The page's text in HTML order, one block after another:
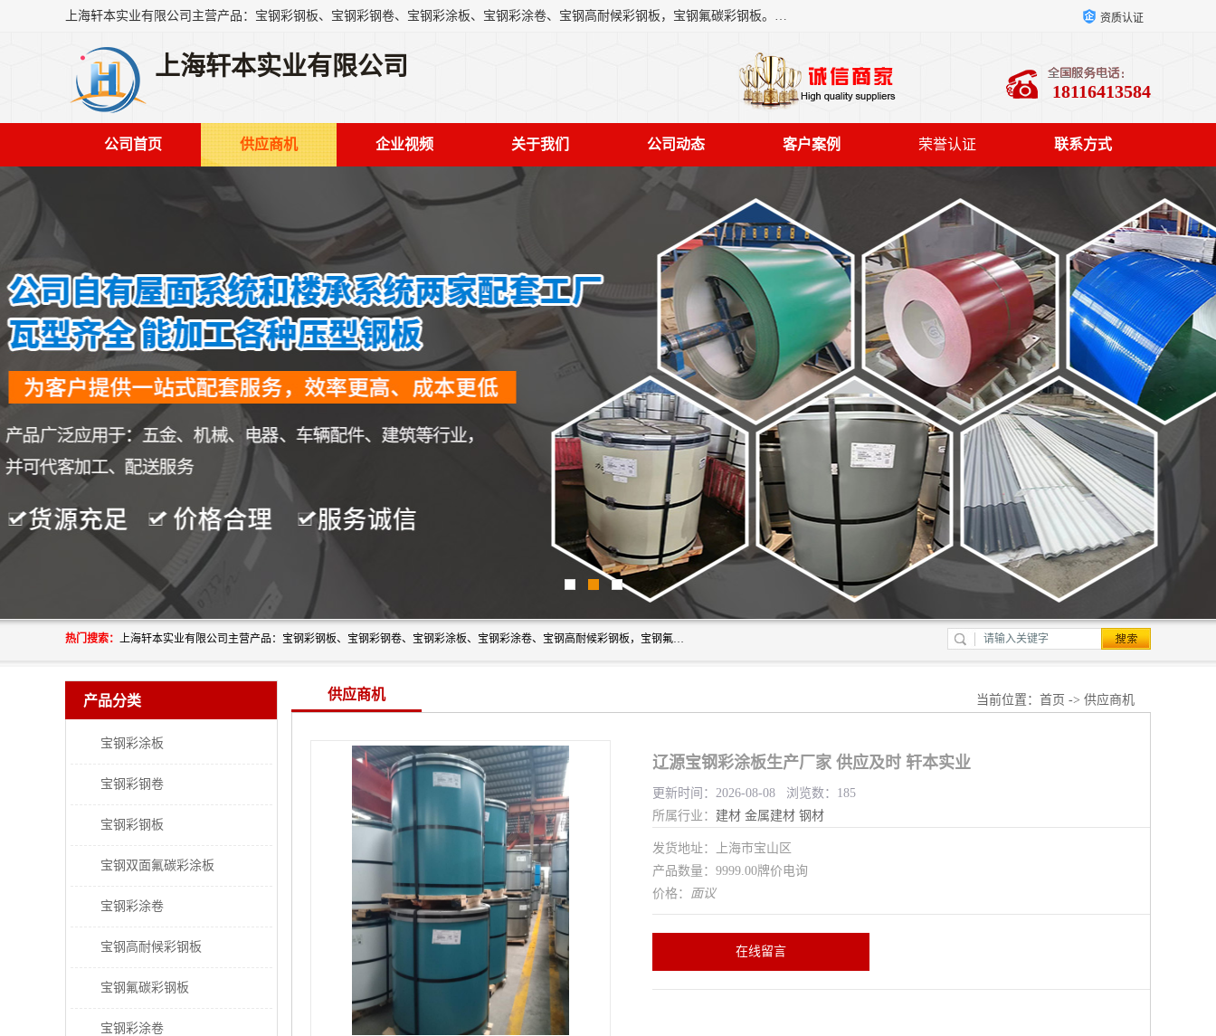
上海轩本实业有限公司主营产品：宝钢彩钢板、宝钢彩钢卷、宝钢彩涂板、宝钢彩涂卷、宝钢高耐候彩钢板，宝钢氟碳彩钢板。是一家集钢铁贸易，物流、加工为一体的产业全配套公司。 资质认证
上海轩本实业有限公司
18116413584
公司首页 供应商机 企业视频 关于我们 公司动态 客户案例 荣誉认证 联系方式
热门搜索： 上海轩本实业有限公司主营产品：宝钢彩钢板、宝钢彩钢卷、宝钢彩涂板、宝钢彩涂卷、宝钢高耐候彩钢板，宝钢氟碳彩钢板。是一家集钢铁贸易，物流、加工为一体的产业全配套公司。
产品分类
宝钢彩涂板
宝钢彩钢卷
宝钢彩钢板
宝钢双面氟碳彩涂板
宝钢彩涂卷
宝钢高耐候彩钢板
宝钢氟碳彩钢板
宝钢彩涂卷
供应商机 当前位置： 首页 -> 供应商机
辽源宝钢彩涂板生产厂家 供应及时 轩本实业
更新时间：2026-08-08 浏览数：185
所属行业： 建材 金属建材 钢材
发货地址：上海市宝山区
产品数量：9999.00牌价电询
价格： 面议
在线留言